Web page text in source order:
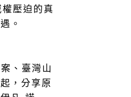
壓迫的真
。
、臺灣山
，分享原